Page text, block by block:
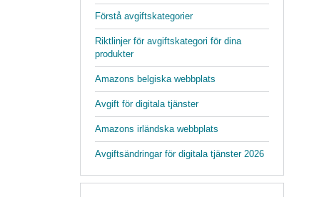
Förstå avgiftskategorier
Riktlinjer för avgiftskategori för dina
produkter
Amazons belgiska webbplats
Avgift för digitala tjänster
Amazons irländska webbplats
Avgiftsändringar för digitala tjänster 2026